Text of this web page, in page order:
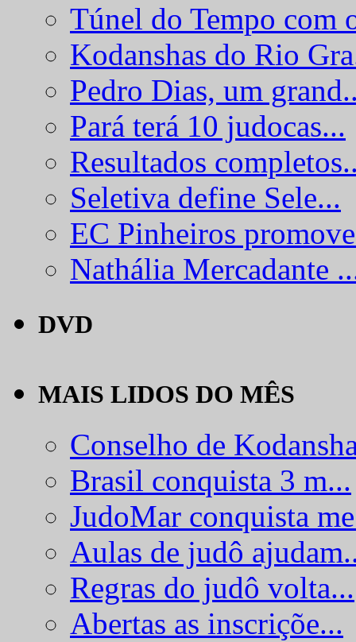
Túnel do Tempo com
Kodanshas do Rio
Pedro Dias, um
Pará terá 10 judocas...
Resultados
Seletiva define Sele...
EC Pinheiros
Nathália Mercadante
DVD
MAIS LIDOS DO MÊS
Conselho de
Brasil conquista 3 m...
JudoMar conquista
Aulas de judô
Regras do judô volta...
Abertas as inscriçõe...